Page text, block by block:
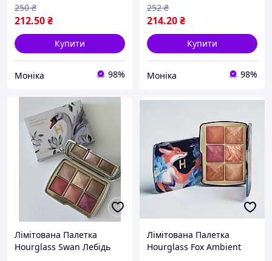
212.50₴
250 ₴
Купити
Моніка 98%
214.20₴
252 ₴
Купити
Моніка 98%
Лімітована Палетка
Hourglass Swan Лебідь
Лімітована Палетка
Hourglass Fox Ambient